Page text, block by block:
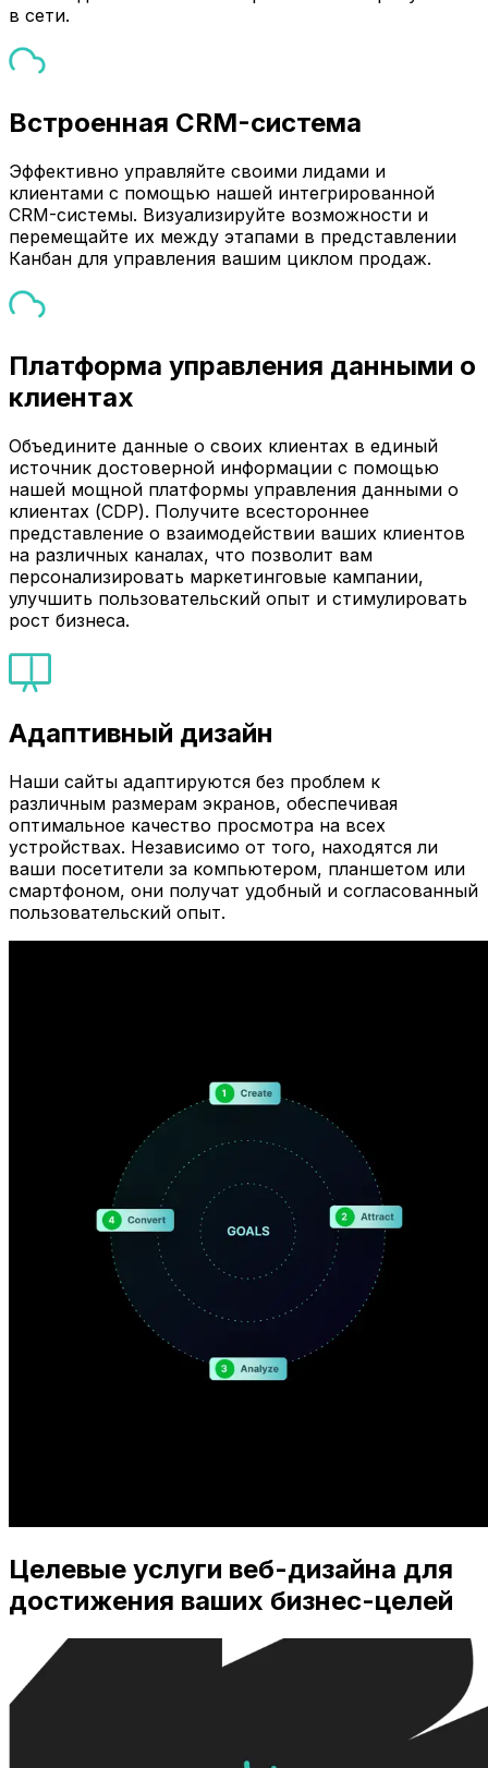
в сети.
Встроенная CRM-система
Эффективно управляйте своими лидами и
клиентами с помощью нашей интегрированной
CRM-системы. Визуализируйте возможности и
перемещайте их между этапами в представлении
Канбан для управления вашим циклом продаж.
Платформа управления данными о
клиентах
Объедините данные о своих клиентах в единый
источник достоверной информации с помощью
нашей мощной платформы управления данными о
клиентах (CDP). Получите всестороннее
представление о взаимодействии ваших клиентов
на различных каналах, что позволит вам
персонализировать маркетинговые кампании,
улучшить пользовательский опыт и стимулировать
рост бизнеса.
Адаптивный дизайн
Наши сайты адаптируются без проблем к
различным размерам экранов, обеспечивая
оптимальное качество просмотра на всех
устройствах. Независимо от того, находятся ли
ваши посетители за компьютером, планшетом или
смартфоном, они получат удобный и согласованный
пользовательский опыт.
Целевые услуги веб-дизайна для
достижения ваших бизнес-целей